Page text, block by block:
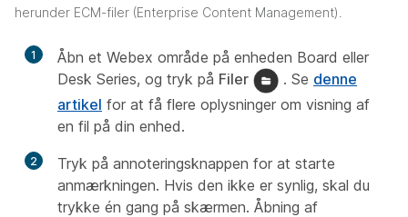
herunder ECM-filer (Enterprise Content Management).
1
Åbn et Webex område på enheden Board eller
Desk Series, og tryk på Filer . Se denne
artikel for at få flere oplysninger om visning af
en fil på din enhed.
2
Tryk på annoteringsknappen for at starte
anmærkningen. Hvis den ikke er synlig, skal du
trykke én gang på skærmen. Åbning af